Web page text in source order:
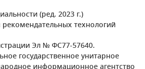
(ред. 2023 г.)
технологий
Эл № ФС77-57640.
государственное унитарное